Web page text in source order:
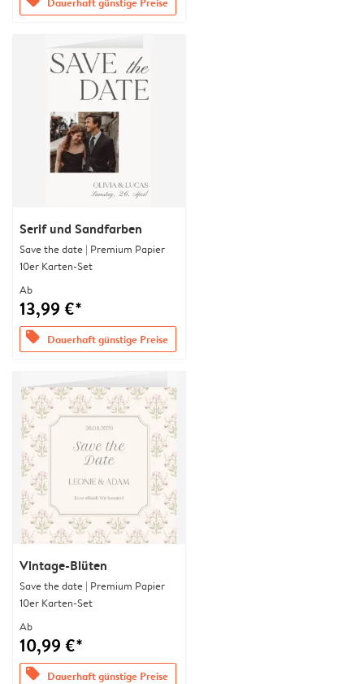
Serif und Sandfarben
Save the date | Premium Papier
10er Karten-Set
Ab
13,99 €*
offers Dauerhaft günstige Preise
Vintage-Blüten
Save the date | Premium Papier
10er Karten-Set
Ab
10,99 €*
offers Dauerhaft günstige Preise